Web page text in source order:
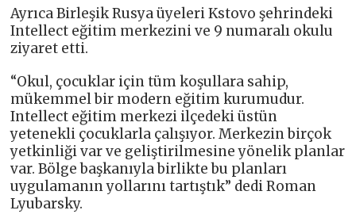
Ayrıca Birleşik Rusya üyeleri Kstovo şehrindeki
Intellect eğitim merkezini ve 9 numaralı okulu
ziyaret etti.
“Okul, çocuklar için tüm koşullara sahip,
mükemmel bir modern eğitim kurumudur.
Intellect eğitim merkezi ilçedeki üstün
yetenekli çocuklarla çalışıyor. Merkezin birçok
yetkinliği var ve geliştirilmesine yönelik planlar
var. Bölge başkanıyla birlikte bu planları
uygulamanın yollarını tartıştık” dedi Roman
Lyubarsky.